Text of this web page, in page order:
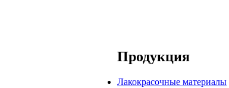
Продукция
Лакокрасочные материалы